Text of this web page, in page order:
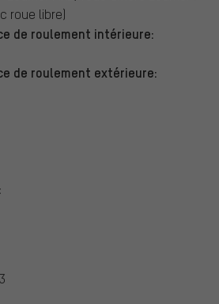
roue libre)
de roulement intérieure:
de roulement extérieure: